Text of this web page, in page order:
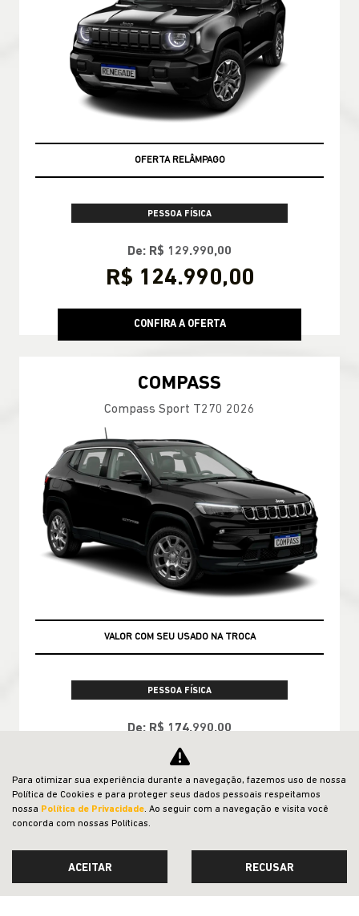
OFERTA RELÂMPAGO
PESSOA FÍSICA
De: R$ 129.990,00
R$ 124.990,00
CONFIRA A OFERTA
COMPASS
Compass Sport T270 2026
VALOR COM SEU USADO NA TROCA
PESSOA FÍSICA
De: R$ 174.990,00
R$ 147.990,00
CONFIRA A OFERTA
Para otimizar sua experiência durante a navegação, fazemos uso de nossa
Política de Cookies e para proteger seus dados pessoais respeitamos
nossa Política de Privacidade. Ao seguir com a navegação e visita você
concorda com nossas Políticas.
ACEITAR RECUSAR